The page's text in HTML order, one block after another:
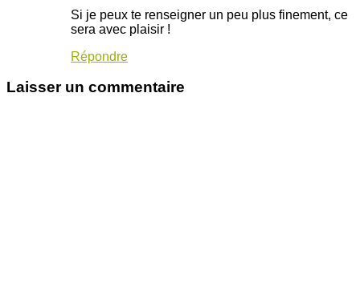
Si je peux te renseigner un peu plus finement, ce
sera avec plaisir !
Répondre
Laisser un commentaire